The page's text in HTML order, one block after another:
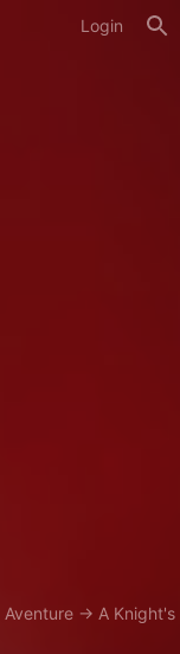
Login
Aventure → A Knight's